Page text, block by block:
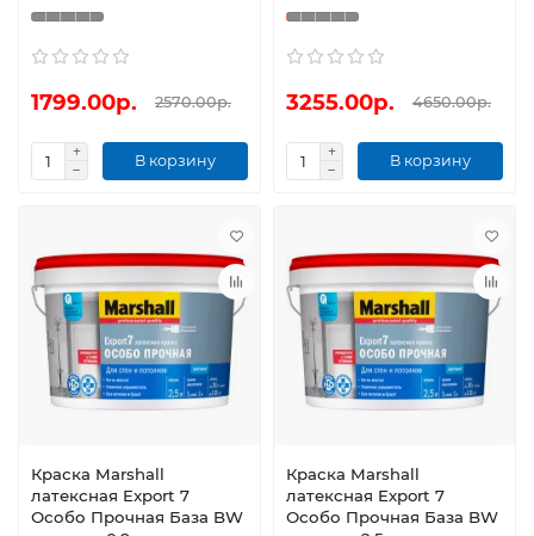
1799.00р. 2570.00р.
В корзину
3255.00р. 4650.00р.
В корзину
Краска Marshall
латексная Export 7
Особо Прочная База BW
Краска Marshall
латексная Export 7
Особо Прочная База BW